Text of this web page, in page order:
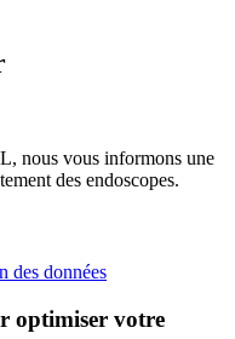
nous vous informons une
des endoscopes.
des données
optimiser votre